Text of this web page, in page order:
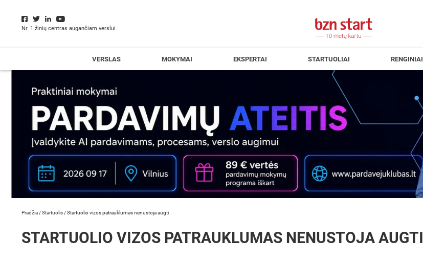
Nr. 1 žinių centras augančiam verslui
VERSLAS MOKYMAI EKSPERTAI STARTUOLIAI RENGINIAI
Pradžia /Startuolis /Startuolio vizos patrauklumas nenustoja augti
STARTUOLIO VIZOS PATRAUKLUMAS NENUSTOJA AUGTI